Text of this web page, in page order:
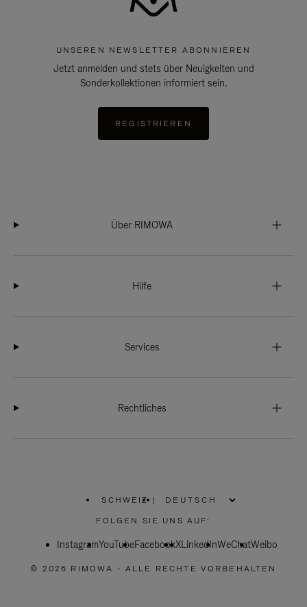
UNSEREN NEWSLETTER ABONNIEREN
Jetzt anmelden und stets über Neuigkeiten und
Sonderkollektionen informiert sein.
REGISTRIEREN
Über RIMOWA
Hilfe
Services
Rechtliches
SCHWEIZ
WÄHLEN
SIE
REGION
|
FOLGEN SIE UNS AUF:
InstagramYouTubeFacebookXLinkedInWeChatWeibo
© 2026 RIMOWA - ALLE RECHTE VORBEHALTEN